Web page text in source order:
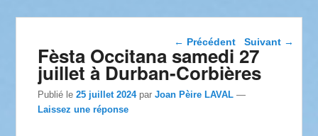
Navigation dans les
articles
← Précédent Suivant →
Fèsta Occitana samedi 27
juillet à Durban-Corbières
Publié le25 juillet 2024 parJoan Pèire LAVAL —
Laissez une réponse